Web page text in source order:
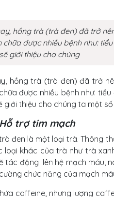
hồng trà (trà đen) đã trở
được nhiều bệnh như:
giới thiệu cho chúng
hồng trà (trà đen) đã trở
được nhiều bệnh như:
giới thiệu cho chúng ta một số
trợ tim mạch
đen là một loại trà. Thông
loại khác của trà như trà
tác động lên hệ mạch máu,
chức năng của mạch
caffeine, nhưng lượng